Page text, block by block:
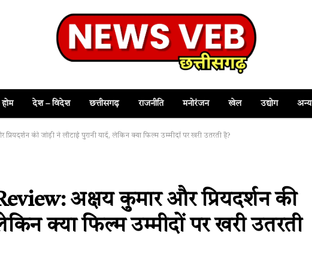
होम देश – विदेश छत्तीसगढ़ राजनीति मनोरंजन खेल उद्योग अन्य
की जोड़ी ने लौटाई पुरानी यादें, लेकिन क्या फिल्म उम्मीदों पर खरी उतरती है?
अक्षय कुमार और प्रियदर्शन की
क्या फिल्म उम्मीदों पर खरी उतरती